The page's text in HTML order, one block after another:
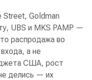
Street, Goldman
UBS и MKS PAMP —
распродажа во
а не
США, рост
делись — их